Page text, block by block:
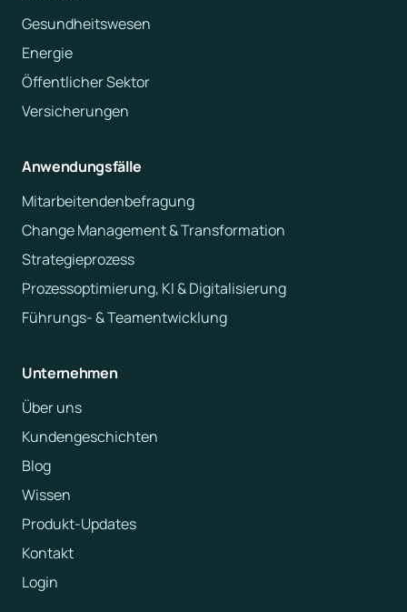
Gesundheitswesen
Energie
Öffentlicher Sektor
Versicherungen
Anwendungsfälle
Mitarbeitendenbefragung
Change Management & Transformation
Strategieprozess
Prozessoptimierung, KI & Digitalisierung
Führungs- & Teamentwicklung
Unternehmen
Über uns
Kundengeschichten
Blog
Wissen
Produkt-Updates
Kontakt
Login